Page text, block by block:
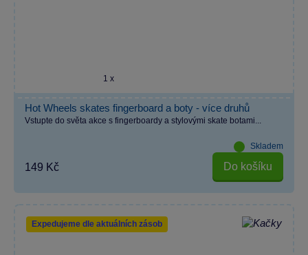
1 x
Hot Wheels skates fingerboard a boty - více druhů
Vstupte do světa akce s fingerboardy a stylovými skate botami...
Skladem
149 Kč Do košíku
Expedujeme dle aktuálních zásob